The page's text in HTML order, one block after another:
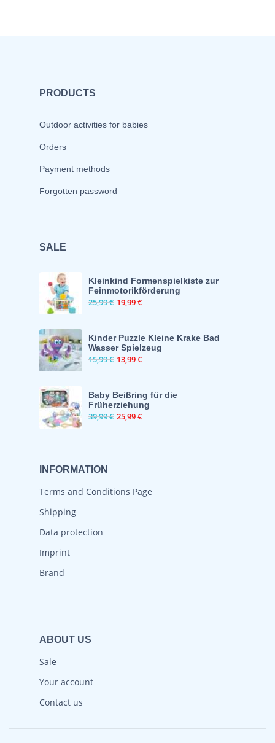
PRODUCTS
Outdoor activities for babies
Orders
Payment methods
Forgotten password
SALE
Kleinkind Formenspielkiste zur
Feinmotorikförderung
25,99€ 19,99€
Kinder Puzzle Kleine Krake Bad
Wasser Spielzeug
15,99€ 13,99€
Baby Beißring für die
Früherziehung
39,99€ 25,99€
INFORMATION
Terms and Conditions Page
Shipping
Data protection
Imprint
Brand
ABOUT US
Sale
Your account
Contact us